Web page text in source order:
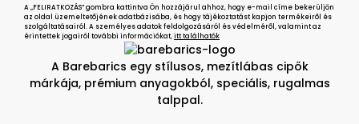
A Barebarics egy stílusos, mezítlábas cipők
márkája, prémium anyagokból, speciális, rugalmas
talppal.
A „FELIRATKOZÁS” gombra kattintva Ön hozzájárul ahhoz, hogy e-mail címe bekerüljön
az oldal üzemeltetőjének adatbázisába, és hogy tájékoztatást kapjon termékeiről és
szolgáltatásairól. A személyes adatok feldolgozásáról és védelméről, valamint az
érintettek jogairól további információkat, itt találhatók